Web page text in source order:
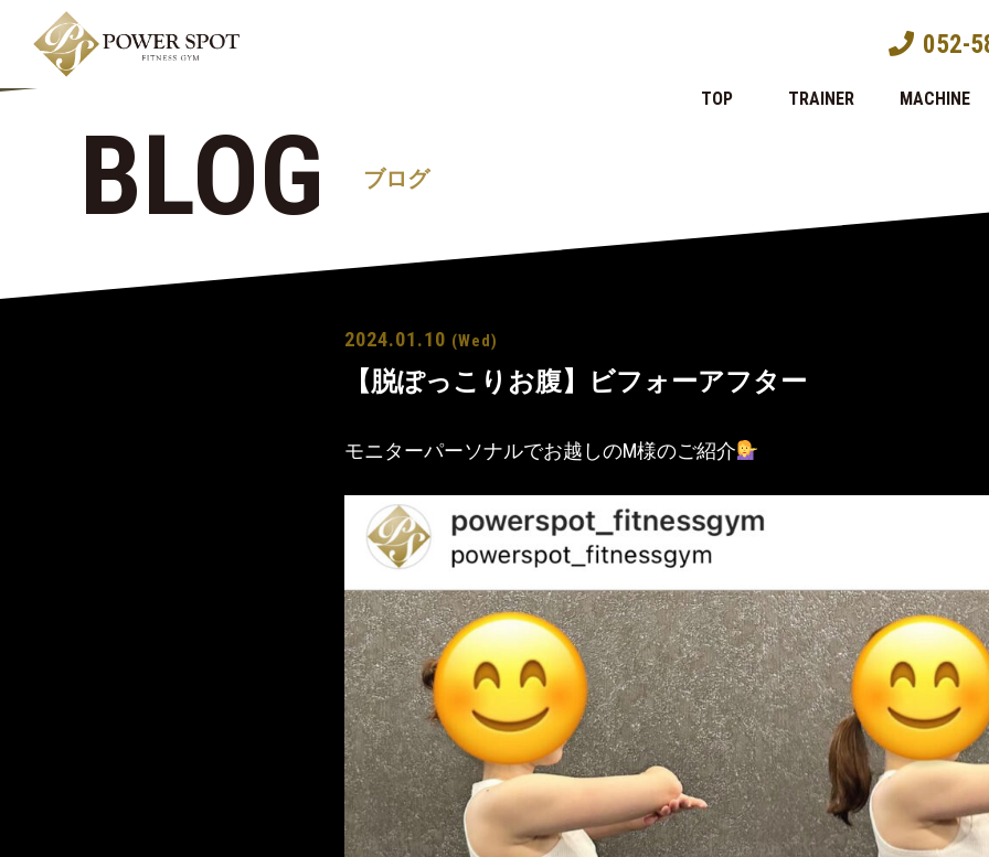
052-
TOP TRAINER MACHINE
BLOG ブログ
2024.01.10 (Wed)
【脱ぽっこりお腹】ビフォーアフター
モニターパーソナルでお越しのM様のご紹介